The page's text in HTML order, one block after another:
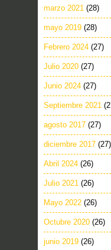
marzo 2021 (28)
mayo 2019 (28)
Febrero 2024 (27)
Julio 2020 (27)
Junio 2024 (27)
Septiembre 2021
agosto 2017 (27)
diciembre 2017 (27)
Abril 2024 (26)
Julio 2021 (26)
Mayo 2022 (26)
Octubre 2020 (26)
junio 2019 (26)